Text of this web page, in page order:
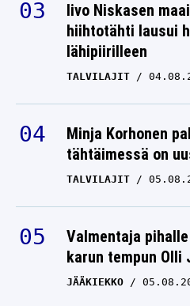
Iivo Niskasen
hiihtotähti lausui
lähipiirilleen
TALVILAJIT
Minja Korhonen
tähtäimessä on
TALVILAJIT
Valmentaja
karun tempun Olli
JÄÄKIEKKO